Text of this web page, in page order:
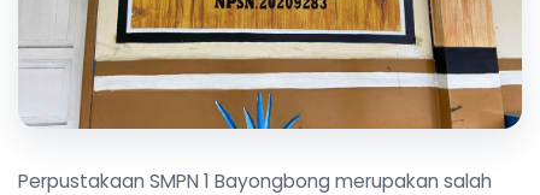
Perpustakaan SMPN 1 Bayongbong merupakan salah